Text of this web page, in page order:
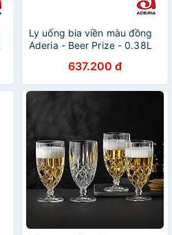
Ly uống bia viền màu đồng
Aderia - Beer Prize - 0.38L
637.200 đ